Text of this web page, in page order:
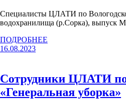
Специалисты ЦЛАТИ по
водохранилища (р.Сорка), выпуск
ПОДРОБНЕЕ
16.08.2023
Сотрудники ЦЛАТИ по
«Генеральная уборка»